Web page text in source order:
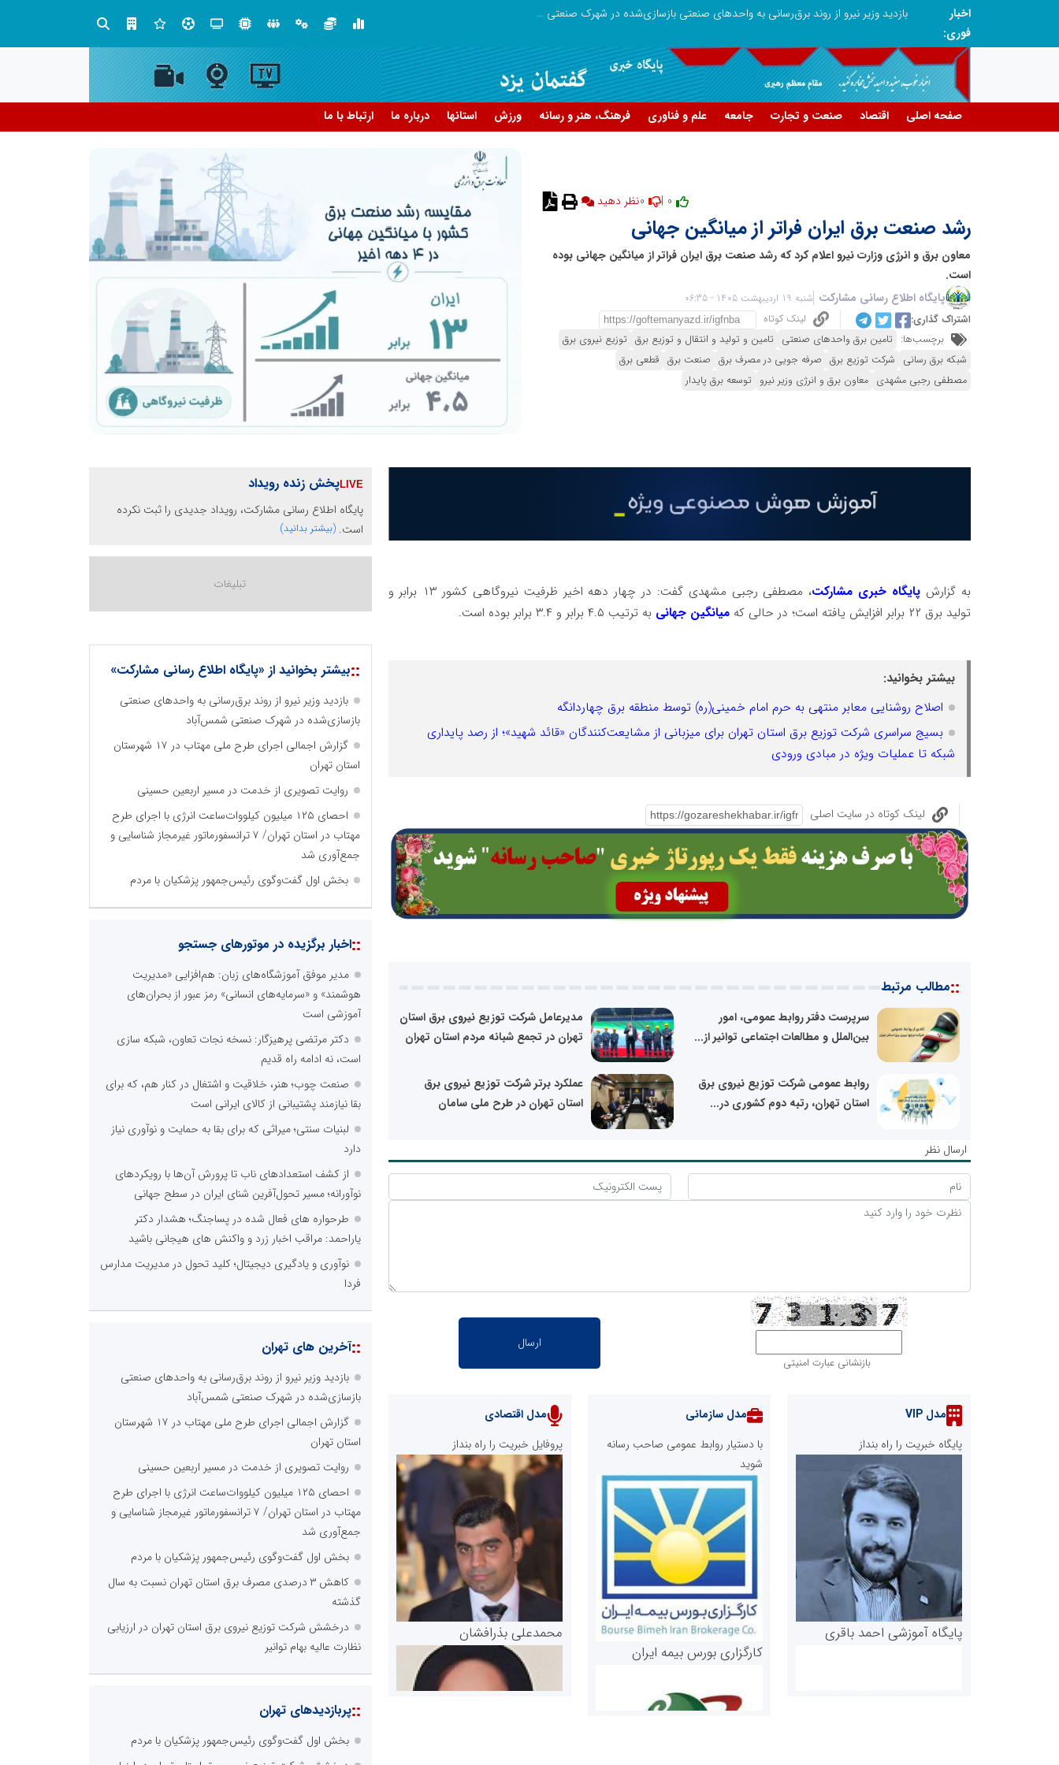
اخبار
فوری:
بازدید وزیر نیرو از روند برق‌رسانی به واحدهای صنعتی بازسازی‌شده در شهرک صنعتی شمس‌آباد
صفحه اصلی اقتصاد صنعت و تجارت جامعه علم و فناوری فرهنگ، هنر و رسانه ورزش استانها درباره ما ارتباط با ما
نظر دهید
رشد صنعت برق ایران فراتر از میانگین جهانی
معاون برق و انرژی وزارت نیرو اعلام کرد که رشد صنعت برق ایران فراتر از میانگین جهانی بوده
است.
پایگاه اطلاع رسانی مشارکت شنبه 19 اردیبهشت 1405 - 06:35
اشتراک گذاری:
لینک کوتاه
برچسب‌ها: تامین برق واحدهای صنعتی تامین و تولید و انتقال و توزیع برق توزیع نیروی برق
شبکه برق رسانی شرکت توزیع برق صرفه جویی در مصرف برق صنعت برق قطعی برق
مصطفی رجبی مشهدی معاون برق و انرژی وزیر نیرو توسعه برق پایدار
به گزارش پایگاه خبری مشارکت
، مصطفی رجبی مشهدی گفت: در چهار دهه اخیر ظرفیت نیروگاهی کشور ۱۳ برابر و
تولید برق ۲۲ برابر افزایش یافته است؛ در حالی که
میانگین جهانی به ترتیب ۴.۵ برابر و ۳.۴ برابر بوده است.
بیشتر بخوانید:
اصلاح روشنایی معابر منتهی به حرم امام خمینی(ره) توسط منطقه برق چهاردانگه
بسیج سراسری شرکت توزیع برق استان تهران برای میزبانی از مشایعت‌کنندگان «قائد شهید»؛ از رصد پایداری
شبکه تا عملیات ویژه در مبادی ورودی
لینک کوتاه در سایت اصلی
::مطالب مرتبط
سرپرست دفتر روابط عمومی، امور
بین‌الملل و مطالعات اجتماعی توانیر از...
مدیرعامل شرکت توزیع نیروی برق استان
تهران در تجمع شبانه مردم استان تهران
روابط عمومی شرکت توزیع نیروی برق
استان تهران، رتبه دوم کشوری در...
عملکرد برتر شرکت توزیع نیروی برق
استان تهران در طرح ملی سامان
ارسال نظر
بازنشانی عبارت امنیتی
مدل VIP
پایگاه خبریت را راه بنداز
پایگاه آموزشی احمد باقری
مدل سازمانی
با دستیار روابط عمومی صاحب رسانه
شوید
کارگزاری بورس بیمه ایران
مدل اقتصادی
پروفایل خبریت را راه بنداز
محمدعلی بذرافشان
پخش زنده رویداد
پایگاه اطلاع رسانی مشارکت، رویداد جدیدی را ثبت نکرده
است. (بیشتر بدانید)
::بیشتر بخوانید از «پایگاه اطلاع رسانی مشارکت»
بازدید وزیر نیرو از روند برق‌رسانی به واحدهای صنعتی
بازسازی‌شده در شهرک صنعتی شمس‌آباد
گزارش اجمالی اجرای طرح ملی مهتاب در ۱۷ شهرستان
استان تهران
روایت تصویری از خدمت در مسیر اربعین حسینی
احصای ۱۲۵ میلیون کیلووات‌ساعت انرژی با اجرای طرح
مهتاب در استان تهران/ ۷ ترانسفورماتور غیرمجاز شناسایی و
جمع‌آوری شد
بخش اول گفت‌وگوی رئیس‌جمهور پزشکیان با مردم
::اخبار برگزیده در موتورهای جستجو
مدیر موفق آموزشگاه‌های زبان: هم‌افزایی «مدیریت
هوشمند» و «سرمایه‌های انسانی» رمز عبور از بحران‌های
آموزشی است
دکتر مرتضی پرهیزگار: نسخه نجات تعاون، شبکه سازی
است، نه ادامه راه قدیم
صنعت چوب؛ هنر، خلاقیت و اشتغال در کنار هم، که برای
بقا نیازمند پشتیبانی از کالای ایرانی است
لبنیات سنتی؛ میراثی که برای بقا به حمایت و نوآوری نیاز
دارد
از کشف استعدادهای ناب تا پرورش آن‌ها با رویکردهای
نوآورانه؛ مسیر تحول‌آفرین شنای ایران در سطح جهانی
طرحواره های فعال شده در پساجنگ؛ هشدار دکتر
یاراحمد: مراقب اخبار زرد و واکنش های هیجانی باشید
نوآوری و یادگیری دیجیتال؛ کلید تحول در مدیریت مدارس
فردا
::آخرین های تهران
بازدید وزیر نیرو از روند برق‌رسانی به واحدهای صنعتی
بازسازی‌شده در شهرک صنعتی شمس‌آباد
گزارش اجمالی اجرای طرح ملی مهتاب در ۱۷ شهرستان
استان تهران
روایت تصویری از خدمت در مسیر اربعین حسینی
احصای ۱۲۵ میلیون کیلووات‌ساعت انرژی با اجرای طرح
مهتاب در استان تهران/ ۷ ترانسفورماتور غیرمجاز شناسایی و
جمع‌آوری شد
بخش اول گفت‌وگوی رئیس‌جمهور پزشکیان با مردم
کاهش ۳ درصدی مصرف برق استان تهران نسبت به سال
گذشته
درخشش شرکت توزیع نیروی برق استان تهران در ارزیابی
نظارت عالیه بهام توانیر
::پربازدیدهای تهران
بخش اول گفت‌وگوی رئیس‌جمهور پزشکیان با مردم